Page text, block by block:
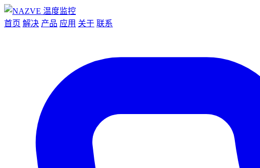
首页 解决 产品 应用 关于 联系